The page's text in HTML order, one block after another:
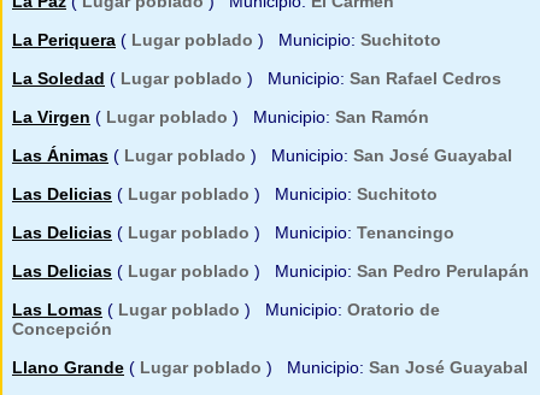
La Periquera ( Lugar poblado ) Municipio: Suchitoto
La Soledad ( Lugar poblado ) Municipio: San Rafael Cedros
La Virgen ( Lugar poblado ) Municipio: San Ramón
Las Ánimas ( Lugar poblado ) Municipio: San José Guayabal
Las Delicias ( Lugar poblado ) Municipio: Suchitoto
Las Delicias ( Lugar poblado ) Municipio: Tenancingo
Las Delicias ( Lugar poblado ) Municipio: San Pedro Perulapán
Las Lomas ( Lugar poblado ) Municipio: Oratorio de
Concepción
Llano Grande ( Lugar poblado ) Municipio: San José Guayabal